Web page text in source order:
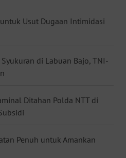
Usut Dugaan Intimidasi
di Labuan Bajo, TNI-
Ditahan Polda NTT di
Penuh untuk Amankan